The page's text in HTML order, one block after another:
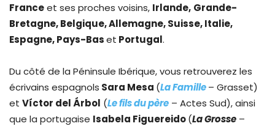
Franceet ses proches voisins, Irlande, Grande-
Bretagne, Belgique, Allemagne, Suisse, Italie,
Espagne, Pays-Baset Portugal.
Du côté de la Péninsule Ibérique, vous retrouverez les
écrivains espagnols Sara Mesa (La Famille– Grasset)
et Víctor del Árbol (Le fils du père – Actes Sud), ainsi
que la portugaise Isabela Figuereido(La Grosse –